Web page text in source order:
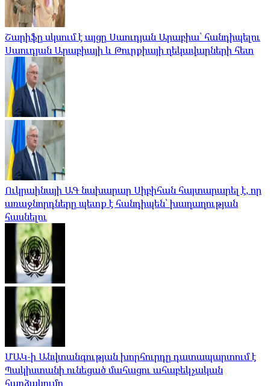
Շարիֆը սկսում է այցը Սաուդյան Արաբիա՝ հանդիպելու
Սաուդյան Արաբիայի և Թուրքիայի ղեկավարների հետ
Ուկրաինայի ԱԳ նախարար Սիբիհան հայտարարել է, որ
առաջնորդները պետք է հանդիպեն՝ խաղաղության
հասնելու
ՄԱԿ-ի Անվտանգության խորհուրդը դատապարտում է
Պակիստանի ունեցած մահացու ահաբեկչական
հարձակումը